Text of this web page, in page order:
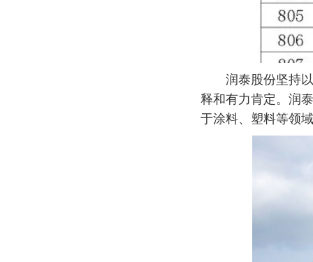
润泰股份坚持以
释和有力肯定。润
于涂料、塑料等领